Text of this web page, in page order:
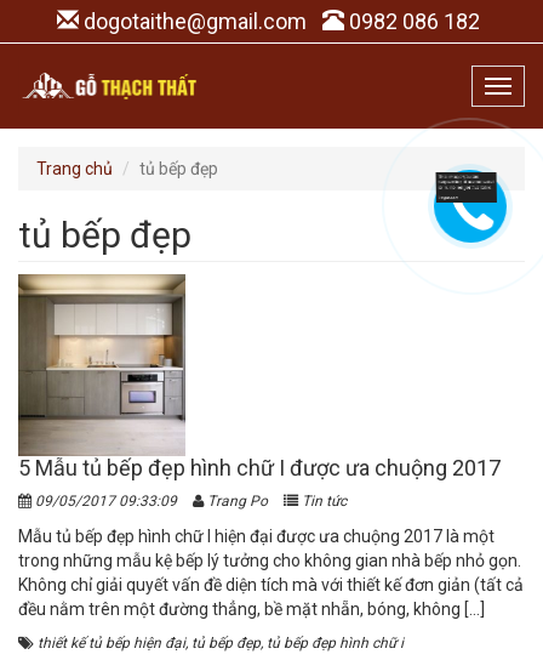
dogotaithe@gmail.com 0982 086 182
Trang chủ tủ bếp đẹp
tủ bếp đẹp
5 Mẫu tủ bếp đẹp hình chữ I được ưa chuộng 2017
09/05/2017 09:33:09 Trang Po Tin tức
Mẫu tủ bếp đẹp hình chữ I hiện đại được ưa chuộng 2017 là một
trong những mẫu kệ bếp lý tưởng cho không gian nhà bếp nhỏ gọn.
Không chỉ giải quyết vấn đề diện tích mà với thiết kế đơn giản (tất cả
đều nằm trên một đường thẳng, bề mặt nhẵn, bóng, không […]
thiết kế tủ bếp hiện đại, tủ bếp đẹp, tủ bếp đẹp hình chữ i